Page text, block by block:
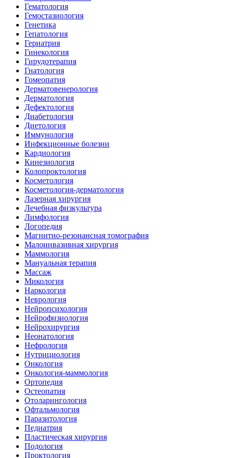
Гематология
Гемостазиология
Генетика
Гепатология
Гериатрия
Гинекология
Гирудотерапия
Гнатология
Гомеопатия
Дерматовенерология
Дерматология
Дефектология
Диабетология
Диетология
Иммунология
Инфекционные болезни
Кардиология
Кинезиология
Колопроктология
Косметология
Косметология-дерматология
Лазерная хирургия
Лечебная физкультура
Лимфология
Логопедия
Магнитно-резонансная томография
Малоинвазивная хирургия
Маммология
Мануальная терапия
Массаж
Микология
Наркология
Неврология
Нейропсихология
Нейрофизиология
Нейрохирургия
Неонатология
Нефрология
Нутрициология
Онкология
Онкология-маммология
Ортопедия
Остеопатия
Отоларингология
Офтальмология
Паразитология
Педиатрия
Пластическая хирургия
Подология
Проктология